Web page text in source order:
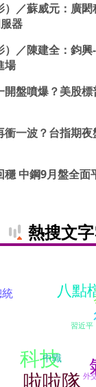
）／蘇威元：廣
器
）／陳建全：鈞
場
開盤噴爆？美股
一波？台指期夜
穩 中鋼9月盤全面
熱搜文
外
習近平
科技
啦啦隊
八點
中職